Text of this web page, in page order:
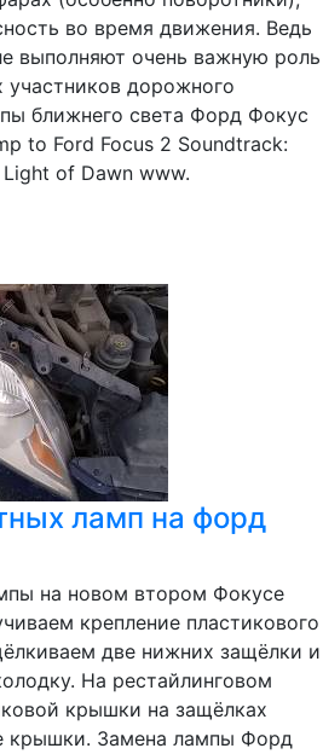
во время движения. Ведь
выполняют очень важную роль
участников дорожного
ближнего света Форд Фокус
to Ford Focus 2 Soundtrack:
of Dawn www.
ламп на форд
на новом втором Фокусе
крепление пластикового
две нижних защёлки и
На рестайлинговом
крышки на защёлках
крышки. Замена лампы Форд